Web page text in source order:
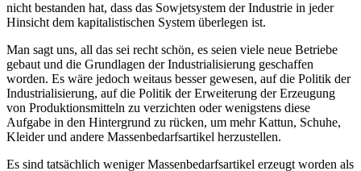
nicht bestanden hat, dass das Sowjetsystem der Industrie in jeder
Hinsicht dem kapitalistischen System überlegen ist.
Man sagt uns, all das sei recht schön, es seien viele neue Betriebe
gebaut und die Grundlagen der Industrialisierung geschaffen
worden. Es wäre jedoch weitaus besser gewesen, auf die Politik der
Industrialisierung, auf die Politik der Erweiterung der Erzeugung
von Produktionsmitteln zu verzichten oder wenigstens diese
Aufgabe in den Hintergrund zu rücken, um mehr Kattun, Schuhe,
Kleider und andere Massenbedarfsartikel herzustellen.
Es sind tatsächlich weniger Massenbedarfsartikel erzeugt worden als